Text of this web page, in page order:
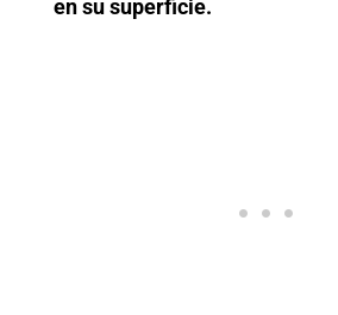
en su superficie.